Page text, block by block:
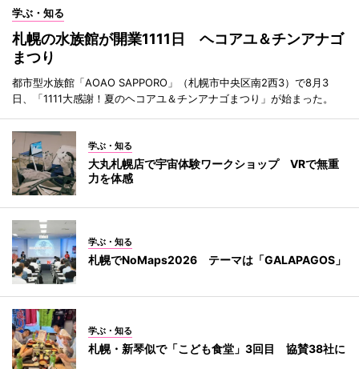
学ぶ・知る
札幌の水族館が開業1111日 ヘコアユ＆チンアナゴ
まつり
都市型水族館「AOAO SAPPORO」（札幌市中央区南2西3）で8月3
日、「1111大感謝！夏のヘコアユ＆チンアナゴまつり」が始まった。
学ぶ・知る
大丸札幌店で宇宙体験ワークショップ VRで無重
力を体感
学ぶ・知る
札幌でNoMaps2026 テーマは「GALAPAGOS」
学ぶ・知る
札幌・新琴似で「こども食堂」3回目 協賛38社に